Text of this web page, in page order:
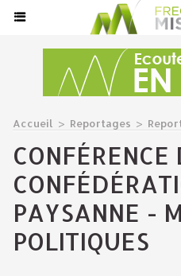
Accueil > Reportages >
CONFÉRENCE
PAYSANNE -
POLITIQUES